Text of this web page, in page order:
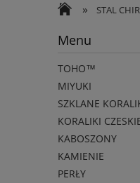
» STAL
Menu
TOHO™
MIYUKI
SZKLANE
KORALIKI
KABOSZONY
KAMIENIE
PERŁY